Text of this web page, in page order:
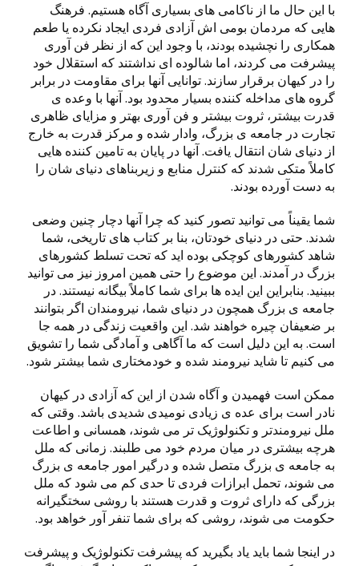
با این حال ما از ناکامی های بسیاری آگاه هستیم. فرهنگ
هایی که مردمان بومی اش آزادی فردی ایجاد نکرده یا طعم
همکاری را نچشیده بودند، با وجود این که از نظر فن آوری
پیشرفت می کردند، اما شالوده ای نداشتند که استقلال خود
را در کیهان برقرار سازند. توانایی آنها برای مقاومت در برابر
گروه های مداخله کننده بسیار محدود بود. آنها با وعده ی
قدرت بیشتر، ثروت بیشتر و فن آوری بهتر و مزایای ظاهری
تجارت در جامعه ی بزرگ، وادار شده و مرکز قدرت به خارج
از دنیای شان انتقال یافت. آنها در پایان به تامین کننده هایی
کاملاً متکی شدند که کنترل منابع و زیربناهای دنیای شان را
به دست آورده بودند.
شما یقیناً می توانید تصور کنید که چرا آنها دچار چنین وضعی
شدند. حتی در دنیای خودتان، بنا بر کتاب های تاریخی، شما
شاهد کشورهای کوچکی بوده اید که تحت تسلط کشورهای
بزرگ در آمدند. این موضوع را حتی همین امروز نیز می توانید
ببینید. بنابراین این ایده ها برای شما کاملاً بیگانه نیستند. در
جامعه ی بزرگ همچون در دنیای شما، نیرومندان اگر بتوانند
بر ضعیفان چیره خواهند شد. این واقعیت زندگی در همه جا
است. به این دلیل است که ما آگاهی و آمادگی شما را تشویق
می کنیم تا شاید نیرومند شده و خودمختاری شما بیشتر شود.
ممکن است فهمیدن و آگاه شدن از این که آزادی در کیهان
نادر است برای عده ی زیادی نومیدی شدیدی باشد. وقتی که
ملل نیرومندتر و تکنولوژیک تر می شوند، همسانی و اطاعت
هرچه بیشتری در میان مردم خود می طلبند. زمانی که ملل
به جامعه ی بزرگ متصل شده و درگیر امور جامعه ی بزرگ
می شوند، تحمل ابرازات فردی تا حدی کم می شود که ملل
بزرگی که دارای ثروت و قدرت هستند با روشی سختگیرانه
حکومت می شوند، روشی که برای شما تنفر آور خواهد بود.
در اینجا شما باید یاد بگیرید که پیشرفت تکنولوژیک و پیشرفت